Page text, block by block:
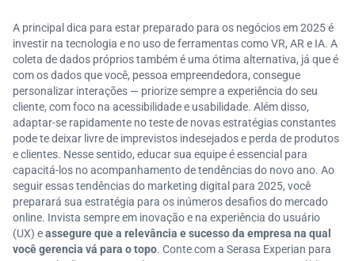
A principal dica para estar preparado para os negócios em 2025 é
investir na tecnologia e no uso de ferramentas como VR, AR e IA. A
coleta de dados próprios também é uma ótima alternativa, já que é
com os dados que você, pessoa empreendedora, consegue
personalizar interações — priorize sempre a experiência do seu
cliente, com foco na acessibilidade e usabilidade. Além disso,
adaptar-se rapidamente no teste de novas estratégias constantes
pode te deixar livre de imprevistos indesejados e perda de produtos
e clientes. Nesse sentido, educar sua equipe é essencial para
capacitá-los no acompanhamento de tendências do novo ano. Ao
seguir essas tendências do marketing digital para 2025, você
preparará sua estratégia para os inúmeros desafios do mercado
online. Invista sempre em inovação e na experiência do usuário
(UX) eassegure que a relevância e sucesso da empresa na qual
você gerencia vá para o topo. Conte com a Serasa Experian para